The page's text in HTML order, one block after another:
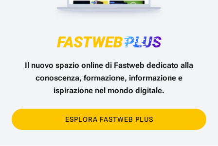
Il nuovo spazio online di Fastweb dedicato alla
conoscenza, formazione, informazione e
ispirazione nel mondo digitale.
ESPLORA FASTWEB PLUS